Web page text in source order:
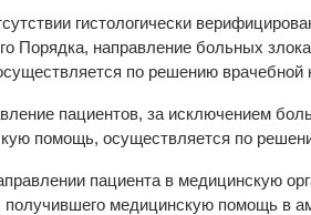
гистологически
Порядка, направление больных
по решению врачебной
пациентов, за исключением
помощь, осуществляется по
пациента в медицинскую
получившего медицинскую помощь в